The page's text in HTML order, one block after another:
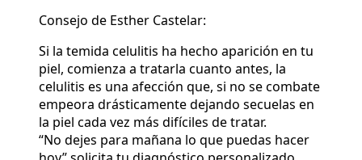
Consejo de Esther Castelar:
Si la temida celulitis ha hecho aparición en tu
piel, comienza a tratarla cuanto antes, la
celulitis es una afección que, si no se combate
empeora drásticamente dejando secuelas en
la piel cada vez más difíciles de tratar.
“No dejes para mañana lo que puedas hacer